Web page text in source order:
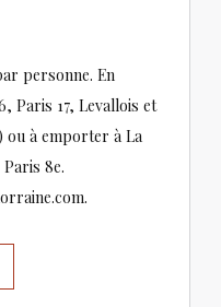
personne. En
Paris 17, Levallois et
ou à emporter à La
8e.